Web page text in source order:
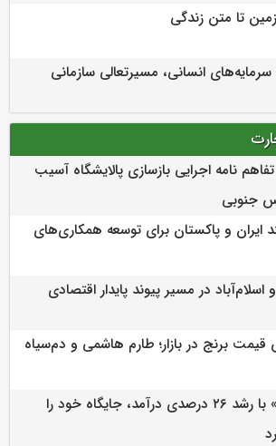
تا متن زندگی
انسانی، مسیرتعالی سازمانی
تفاهم نامه اجرایی بازسازی پالایشگاه آسیب
جنوبی
ایران و پاکستان برای توسعه همکاری‌های
اسلام‌آباد در مسیر پیوند پایدار اقتصادی
قیمت برنج در بازار؛ طارم هاشمی و دم‌سیاه
«کچاد» با رشد ۲۶ درصدی درآمد، جایگاه خود را